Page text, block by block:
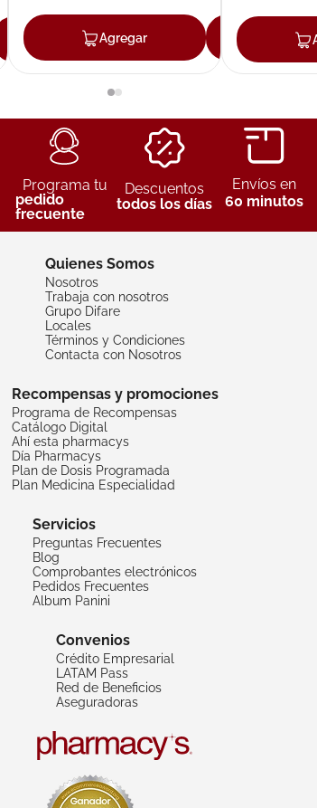
AgregarAgregar
Programa tu
pedido
frecuente
Descuentos
todos los días
Envíos en
60 minutos
Quienes Somos
Nosotros
Trabaja con nosotros
Grupo Difare
Locales
Términos y Condiciones
Contacta con Nosotros
Recompensas y promociones
Programa de Recompensas
Catálogo Digital
Ahí esta pharmacys
Día Pharmacys
Plan de Dosis Programada
Plan Medicina Especialidad
Servicios
Preguntas Frecuentes
Blog
Comprobantes electrónicos
Pedidos Frecuentes
Album Panini
Convenios
Crédito Empresarial
LATAM Pass
Red de Beneficios
Aseguradoras